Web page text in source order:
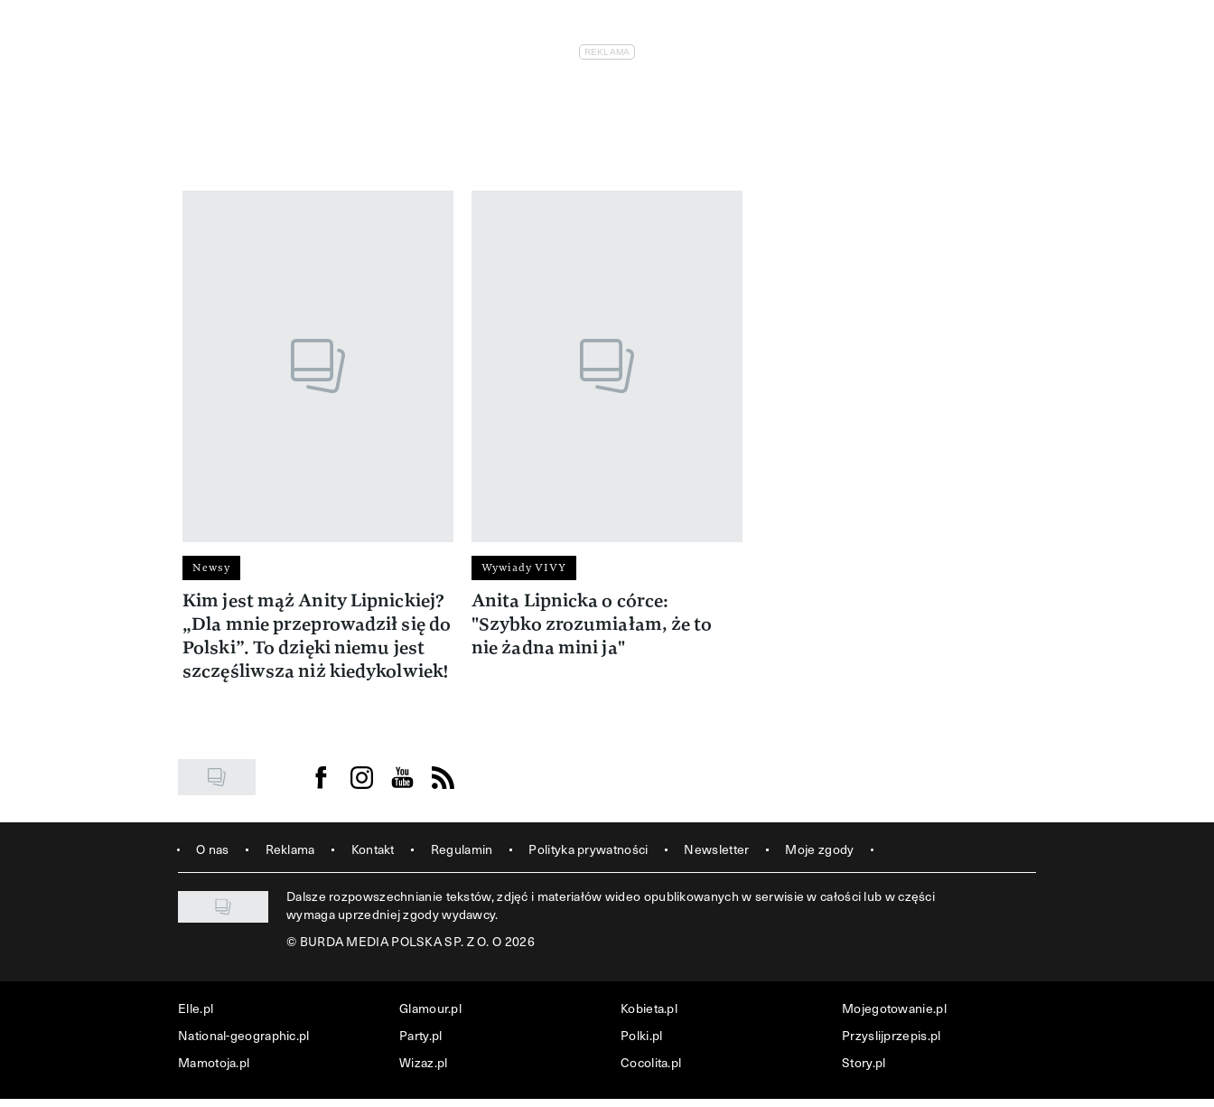
Newsy
Kim jest mąż Anity Lipnickiej?
„Dla mnie przeprowadził się do
Polski”. To dzięki niemu jest
szczęśliwsza niż kiedykolwiek!
Wywiady VIVY
Anita Lipnicka o córce:
"Szybko zrozumiałam, że to
nie żadna mini ja"
Visit us on Facebook
Visit us on Instagram
Visit us on Youtube
Visit us on Rss
O nas Reklama Kontakt Regulamin Polityka prywatności Newsletter Moje zgody
Dalsze rozpowszechnianie tekstów, zdjęć i materiałów wideo opublikowanych w serwisie w całości lub w części
wymaga uprzedniej zgody wydawcy.
© BURDA MEDIA POLSKA SP. Z O. O 2026
Elle.pl Glamour.pl Kobieta.pl
Mojegotowanie.pl
National-geographic.pl
Party.pl Polki.pl
Przyslijprzepis.pl
Mamotoja.pl
Wizaz.pl Cocolita.pl Story.pl